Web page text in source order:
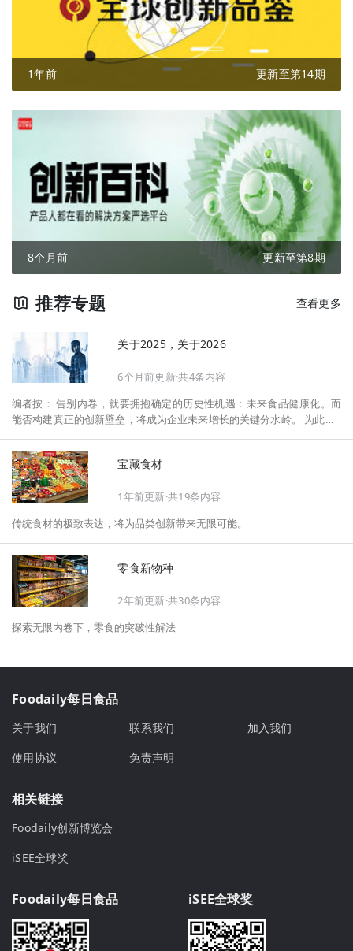
1年前 更新至第14期
8个月前 更新至第8期
推荐专题 查看更多
关于2025，关于2026
6个月前更新·共4条内容
编者按： 告别内卷，就要拥抱确定的历史性机遇：未来食品健康化。而
能否构建真正的创新壁垒，将成为企业未来增长的关键分水岭。 为此，F
将以“创新产品”透视“未来机会”，以全球视野探寻中国机遇、增长解法，
拆解年度标杆的增长逻辑与谋篇布局，深挖“药食同源”“低GI”“老龄营
养”“清洁标签”等热门赛道的爆品基因，从趋势预判、品类创新、未来增长
机会、企业战略布局以及渠道变革等，为行业提供务实、前瞻的开年创新
宝藏食材
1年前更新·共19条内容
传统食材的极致表达，将为品类创新带来无限可能。
零食新物种
2年前更新·共30条内容
探索无限内卷下，零食的突破性解法
Foodaily每日食品
关于我们 联系我们
加入我们
使用协议
免责声明
相关链接
Foodaily创新博览会
iSEE全球奖
Foodaily每日食品 iSEE全球奖